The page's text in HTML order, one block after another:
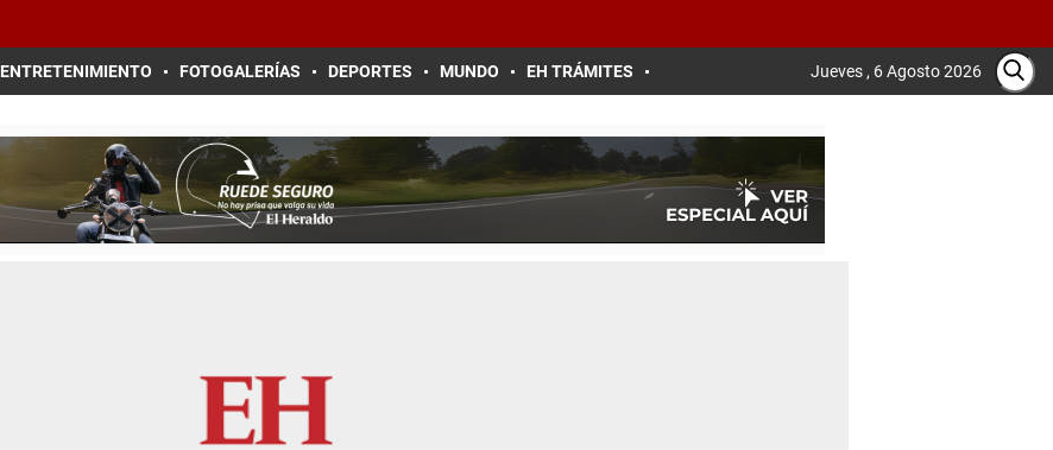
ENTRETENIMIENTO FOTOGALERÍAS DEPORTES MUNDO EH TRÁMITES Jueves , 6 Agosto 2026